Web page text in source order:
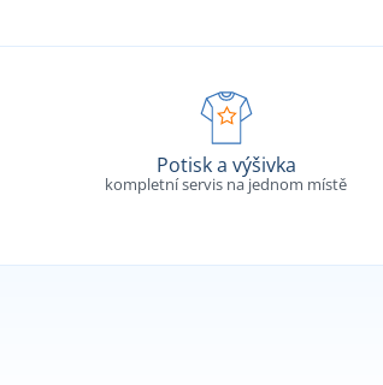
Potisk a výšivka
kompletní servis na jednom místě